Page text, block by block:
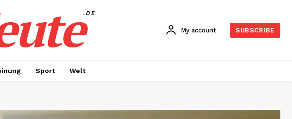
.DE
My account SUBSCRIBE
Sport Welt